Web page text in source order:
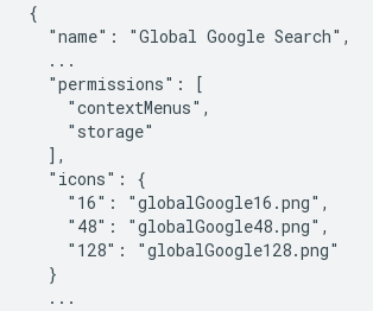
{
  "name": "Global Google Search",
  ...
  "permissions": [
    "contextMenus",
    "storage"
  ],
  "icons": {
    "16": "globalGoogle16.png",
    "48": "globalGoogle48.png",
    "128": "globalGoogle128.png"
  }
  ...